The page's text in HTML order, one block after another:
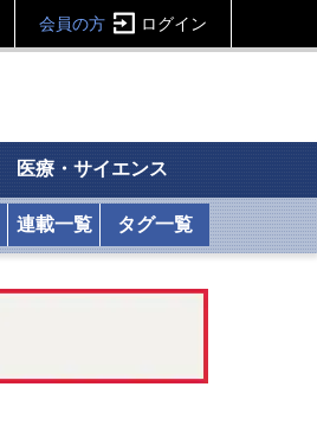
会員の方 ログイン
医療・サイエンス
連載一覧 タグ一覧